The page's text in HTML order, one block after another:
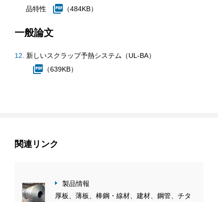
品特性
（484KB）
一般論文
新しいスクラップ予熱システム（UL-BA）
（639KB）
関連リンク
製品情報
厚板、薄板、棒鋼・線材、建材、鋼管、チタ